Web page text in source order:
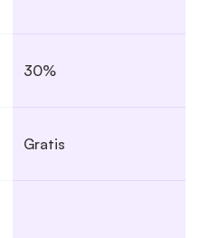
30%
Gratis